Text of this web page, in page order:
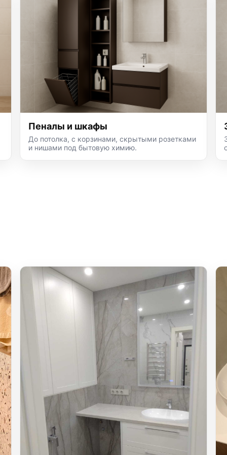
Пеналы и шкафы
До потолка, с корзинами, скрытыми розетками
и нишами под бытовую химию.